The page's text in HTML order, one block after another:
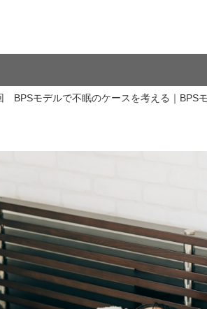
BPSモデルで不眠のケースを考える｜BPS